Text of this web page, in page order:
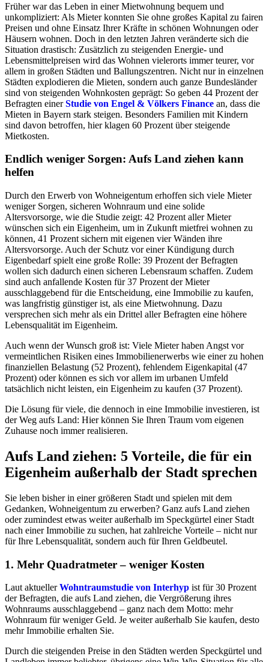
Früher war das Leben in einer Mietwohnung bequem und
unkompliziert: Als Mieter konnten Sie ohne großes Kapital zu fairen
Preisen und ohne Einsatz Ihrer Kräfte in schönen Wohnungen oder
Häusern wohnen. Doch in den letzten Jahren veränderte sich die
Situation drastisch: Zusätzlich zu steigenden Energie- und
Lebensmittelpreisen wird das Wohnen vielerorts immer teurer, vor
allem in großen Städten und Ballungszentren. Nicht nur in einzelnen
Städten explodieren die Mieten, sondern auch ganze Bundesländer
sind von steigenden Wohnkosten geprägt: So geben 44 Prozent der
Befragten einerStudie von Engel & Völkers Finance an, dass die
Mieten in Bayern stark steigen. Besonders Familien mit Kindern
sind davon betroffen, hier klagen 60 Prozent über steigende
Mietkosten.
Endlich weniger Sorgen: Aufs Land ziehen kann
helfen
Durch den Erwerb von Wohneigentum erhoffen sich viele Mieter
weniger Sorgen, sicheren Wohnraum und eine solide
Altersvorsorge, wie die Studie zeigt: 42 Prozent aller Mieter
wünschen sich ein Eigenheim, um in Zukunft mietfrei wohnen zu
können, 41 Prozent sichern mit eigenen vier Wänden ihre
Altersvorsorge. Auch der Schutz vor einer Kündigung durch
Eigenbedarf spielt eine große Rolle: 39 Prozent der Befragten
wollen sich dadurch einen sicheren Lebensraum schaffen. Zudem
sind auch anfallende Kosten für 37 Prozent der Mieter
ausschlaggebend für die Entscheidung, eine Immobilie zu kaufen,
was langfristig günstiger ist, als eine Mietwohnung. Dazu
versprechen sich mehr als ein Drittel aller Befragten eine höhere
Lebensqualität im Eigenheim.
Auch wenn der Wunsch groß ist: Viele Mieter haben Angst vor
vermeintlichen Risiken eines Immobilienerwerbs wie einer zu hohen
finanziellen Belastung (52 Prozent), fehlendem Eigenkapital (47
Prozent) oder können es sich vor allem im urbanen Umfeld
tatsächlich nicht leisten, ein Eigenheim zu kaufen (37 Prozent).
Die Lösung für viele, die dennoch in eine Immobilie investieren, ist
der Weg aufs Land: Hier können Sie Ihren Traum vom eigenen
Zuhause noch immer realisieren.
Aufs Land ziehen: 5 Vorteile, die für ein
Eigenheim außerhalb der Stadt sprechen
Sie leben bisher in einer größeren Stadt und spielen mit dem
Gedanken, Wohneigentum zu erwerben? Ganz aufs Land ziehen
oder zumindest etwas weiter außerhalb im Speckgürtel einer Stadt
nach einer Immobilie zu suchen, hat zahlreiche Vorteile – nicht nur
für Ihre Lebensqualität, sondern auch für Ihren Geldbeutel.
1. Mehr Quadratmeter – weniger Kosten
Laut aktuellerWohntraumstudie von Interhyp ist für 30 Prozent
der Befragten, die aufs Land ziehen, die Vergrößerung ihres
Wohnraums ausschlaggebend – ganz nach dem Motto: mehr
Wohnraum für weniger Geld. Je weiter außerhalb Sie kaufen, desto
mehr Immobilie erhalten Sie.
Durch die steigenden Preise in den Städten werden Speckgürtel und